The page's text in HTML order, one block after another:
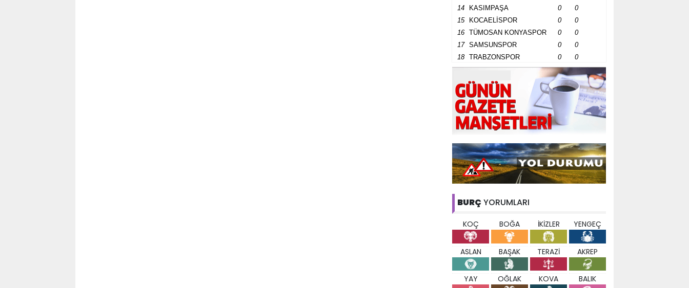
14
KASIMPAŞA 0
0
15
KOCAELİSPOR 0
0
16
TÜMOSAN KONYASPOR 0
0
17
SAMSUNSPOR 0
0
18
TRABZONSPOR 0 0
BURÇ YORUMLARI
KOÇ BOĞA İKİZLER YENGEÇ
ASLAN BAŞAK TERAZİ AKREP
YAY OĞLAK KOVA BALIK